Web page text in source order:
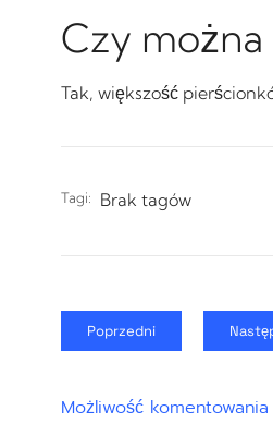
Czy
Tak, większość
Tagi: Brak tagów
Poprzedni
Możliwość